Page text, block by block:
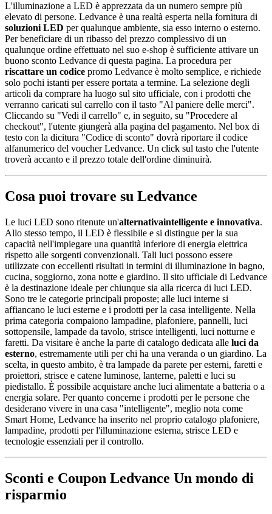
L'illuminazione a LED è apprezzata da un numero sempre più
elevato di persone. Ledvance è una realtà esperta nella fornitura di
soluzioni LED per qualunque ambiente, sia esso interno o esterno.
Per beneficiare di un ribasso del prezzo complessivo di un
qualunque ordine effettuato nel suo e-shop è sufficiente attivare un
buono sconto Ledvance di questa pagina. La procedura per
riscattare un codice promo Ledvance è molto semplice, e richiede
solo pochi istanti per essere portata a termine. La selezione degli
articoli da comprare ha luogo sul sito ufficiale, con i prodotti che
verranno caricati sul carrello con il tasto "Al paniere delle merci".
Cliccando su "Vedi il carrello" e, in seguito, su "Procedere al
checkout", l'utente giungerà alla pagina del pagamento. Nel box di
testo con la dicitura "Codice di sconto" dovrà riportare il codice
alfanumerico del voucher Ledvance. Un click sul tasto che l'utente
troverà accanto e il prezzo totale dell'ordine diminuirà.
Cosa puoi trovare su Ledvance
Le luci LED sono ritenute un'alternativaintelligente e innovativa.
Allo stesso tempo, il LED è flessibile e si distingue per la sua
capacità nell'impiegare una quantità inferiore di energia elettrica
rispetto alle sorgenti convenzionali. Tali luci possono essere
utilizzate con eccellenti risultati in termini di illuminazione in bagno,
cucina, soggiorno, zona notte e giardino. Il sito ufficiale di Ledvance
è la destinazione ideale per chiunque sia alla ricerca di luci LED.
Sono tre le categorie principali proposte; alle luci interne si
affiancano le luci esterne e i prodotti per la casa intelligente. Nella
prima categoria compaiono lampadine, plafoniere, pannelli, luci
sottopensile, lampade da tavolo, strisce intelligenti, luci notturne e
faretti. Da visitare è anche la parte di catalogo dedicata alle luci da
esterno, estremamente utili per chi ha una veranda o un giardino. La
scelta, in questo ambito, è tra lampade da parete per esterni, faretti e
proiettori, strisce e catene luminose, lanterne, paletti e luci su
piedistallo. È possibile acquistare anche luci alimentate a batteria o a
energia solare. Per quanto concerne i prodotti per le persone che
desiderano vivere in una casa "intelligente", meglio nota come
Smart Home, Ledvance ha inserito nel proprio catalogo plafoniere,
lampadine, prodotti per l'illuminazione esterna, strisce LED e
tecnologie essenziali per il controllo.
Sconti e Coupon Ledvance Un mondo di
risparmio